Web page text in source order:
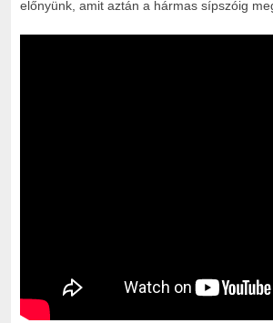
előnyünk, amit aztán a hármas sípszóig